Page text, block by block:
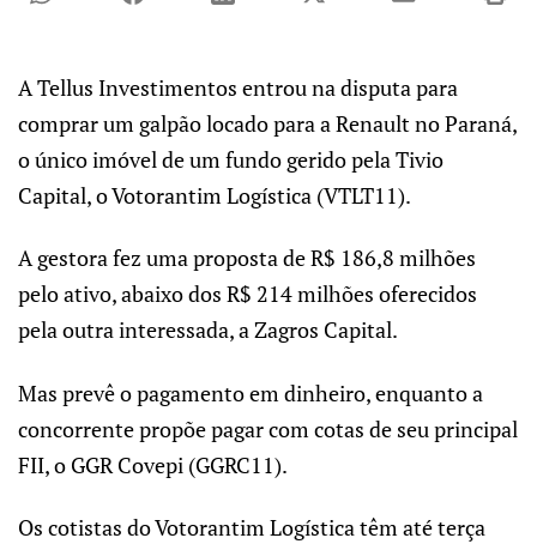
A Tellus Investimentos entrou na disputa para
comprar um galpão locado para a Renault no Paraná,
o único imóvel de um fundo gerido pela Tivio
Capital, o Votorantim Logística (VTLT11).
A gestora fez uma proposta de R$ 186,8 milhões
pelo ativo, abaixo dos R$ 214 milhões oferecidos
pela outra interessada, a Zagros Capital.
Mas prevê o pagamento em dinheiro, enquanto a
concorrente propõe pagar com cotas de seu principal
FII, o GGR Covepi (GGRC11).
Os cotistas do Votorantim Logística têm até terça